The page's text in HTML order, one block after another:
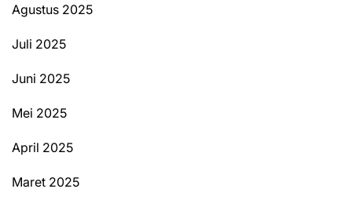
Agustus 2025
Juli 2025
Juni 2025
Mei 2025
April 2025
Maret 2025